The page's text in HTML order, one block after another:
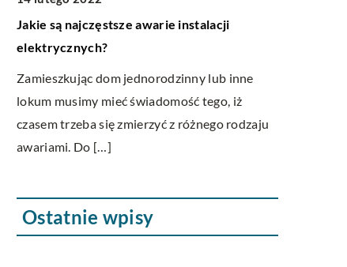
Jakie są najczęstsze awarie instalacji
elektrycznych?
Zamieszkując dom jednorodzinny lub inne
lokum musimy mieć świadomość tego, iż
czasem trzeba się zmierzyć z różnego rodzaju
awariami. Do […]
Ostatnie wpisy